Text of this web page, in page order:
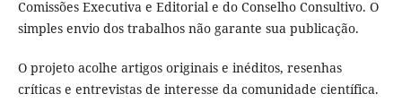
Comissões Executiva e Editorial e do Conselho Consultivo. O
simples envio dos trabalhos não garante sua publicação.
O projeto acolhe artigos originais e inéditos, resenhas
críticas e entrevistas de interesse da comunidade científica.